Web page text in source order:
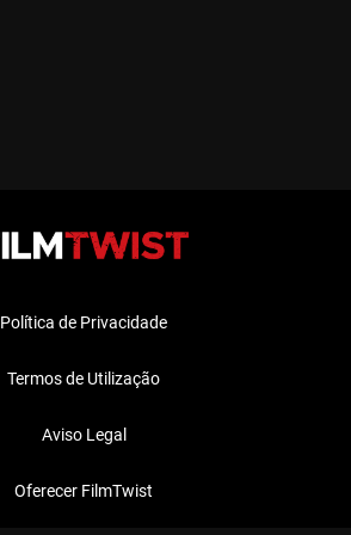
Política de Privacidade
Termos de Utilização
Aviso Legal
Oferecer FilmTwist